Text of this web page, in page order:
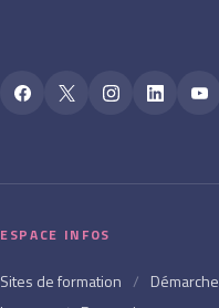
ESPACE INFOS
Sites de formation / Démarche